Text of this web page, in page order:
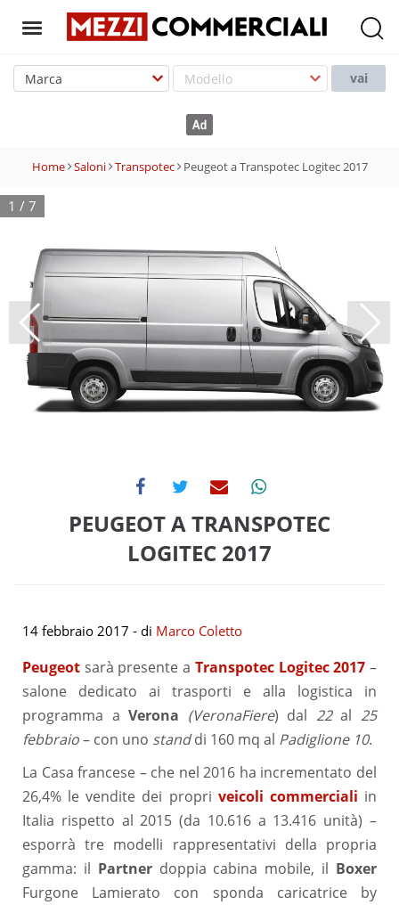
T
g
n
a
g
a
t
i
n
vai
Home Saloni Transpotec Peugeot a Transpotec Logitec 2017
1 / 7
PEUGEOT A TRANSPOTEC
LOGITEC 2017
14 febbraio 2017 - di Marco Coletto
Peugeot sarà presente a Transpotec Logitec 2017 –
salone dedicato ai trasporti e alla logistica in
programma aVerona (VeronaFiere) dal 22al 25
febbraio– con uno standdi 160 mq al Padiglione 10.
La Casa francese – che nel 2016 ha incrementato del
26,4% le vendite dei propri veicoli commerciali in
Italia rispetto al 2015 (da 10.616 a 13.416 unità) –
esporrà tre modelli rappresentativi della propria
gamma: il Partnerdoppia cabina mobile, il Boxer
Furgone Lamierato con sponda caricatrice by